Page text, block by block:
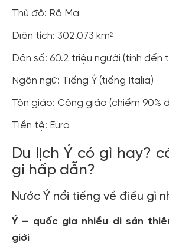
Thủ đô: Rô Ma
Diện tích: 302.073 km²
Dân số: 60.2 triệu người (tính đến
Ngôn ngữ: Tiếng Ý (tiếng Italia)
Tôn giáo: Công giáo (chiếm 90%
Tiền tệ: Euro
Du lịch Ý có gì hay?
gì hấp dẫn?
Nước Ý nổi tiếng về điều gì
Ý – quốc gia nhiều di sản
giới